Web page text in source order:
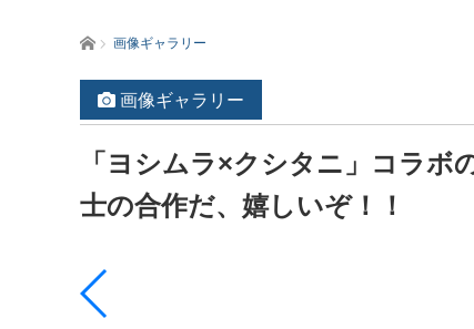
ホーム画像ギャラリー
画像ギャラリー
「ヨシムラ×クシタニ」コラ
士の合作だ、嬉しいぞ！！